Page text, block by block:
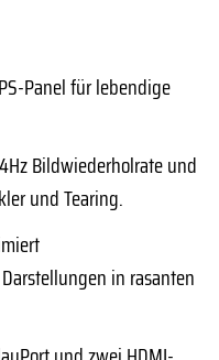
Panel für lebendige
Bildwiederholrate und
und Tearing.
in rasanten